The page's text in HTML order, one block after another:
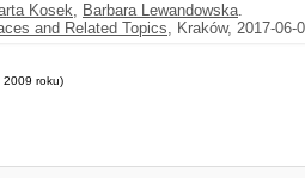
Kosek, Barbara Lewandowska.
and Related Topics, Kraków, 2017-06-
2009 roku)